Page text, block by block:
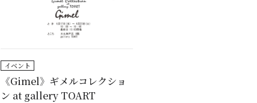
イベント
《Gimel》ギメルコレクショ
ン at gallery TOART